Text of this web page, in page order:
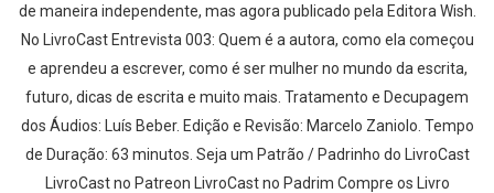
de maneira independente, mas agora publicado pela Editora Wish.
No LivroCast Entrevista 003: Quem é a autora, como ela começou
e aprendeu a escrever, como é ser mulher no mundo da escrita,
futuro, dicas de escrita e muito mais. Tratamento e Decupagem
dos Áudios: Luís Beber. Edição e Revisão: Marcelo Zaniolo. Tempo
de Duração: 63 minutos. Seja um Patrão / Padrinho do LivroCast
LivroCast no Patreon LivroCast no Padrim Compre os Livro